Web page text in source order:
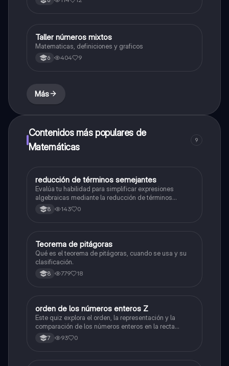
Matemáticas
Taller números mixtos
Matematicas, definiciones y graficos
6 404 9
Más
Contenidos más populares de
Matemáticas
9
Matemáticas
reducción de términos semejantes
Evalúa tu habilidad para simplificar expresiones
algebraicas mediante la reducción de términos
semejantes.
8 143 0
Matemáticas
Teorema de pitágoras
Qué es el teorema de pitágoras, cuando se usa y su
clasificación.
8 779 18
OMatemáticas
orden de los números enteros Z
Este quiz explora el orden, la representación y la
comparación de los números enteros en la recta
numérica.
7 93 0